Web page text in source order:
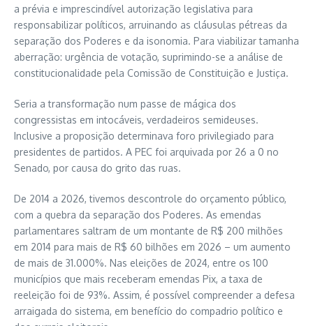
a prévia e imprescindível autorização legislativa para
responsabilizar políticos, arruinando as cláusulas pétreas da
separação dos Poderes e da isonomia. Para viabilizar tamanha
aberração: urgência de votação, suprimindo-se a análise de
constitucionalidade pela Comissão de Constituição e Justiça.
Seria a transformação num passe de mágica dos
congressistas em intocáveis, verdadeiros semideuses.
Inclusive a proposição determinava foro privilegiado para
presidentes de partidos. A PEC foi arquivada por 26 a 0 no
Senado, por causa do grito das ruas.
De 2014 a 2026, tivemos descontrole do orçamento público,
com a quebra da separação dos Poderes. As emendas
parlamentares saltram de um montante de R$ 200 milhões
em 2014 para mais de R$ 60 bilhões em 2026 – um aumento
de mais de 31.000%. Nas eleições de 2024, entre os 100
municípios que mais receberam emendas Pix, a taxa de
reeleição foi de 93%. Assim, é possível compreender a defesa
arraigada do sistema, em benefício do compadrio político e